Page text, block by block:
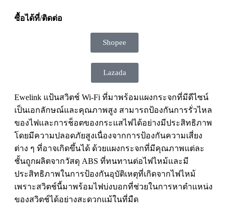
ซื้อได้ที่/ติดต่อ
Shopee
Lazada
Ewelink แป้นสวิตช์ Wi-Fi ที่มาพร้อมแผงกระจกที่มีดีไซน์
เป็นเอกลักษณ์และคุณภาพสูง สามารถป้องกันการรั่วไหล
ของไฟและการช็อตของกระแสไฟได้อย่างมีประสิทธิภาพ
โดยมีความปลอดภัยสูงเนื่องจากการป้องกันความเสี่ยง
ต่าง ๆ ที่อาจเกิดขึ้นได้ ด้วยแผงกระจกที่มีคุณภาพแต่ละ
ชั้นถูกผลิตจากวัสดุ ABS ที่ทนทานต่อไฟไหม้และมี
ประสิทธิภาพในการป้องกันอุบัติเหตุที่เกิดจากไฟไหม้
เพราะสวิตช์นี้มาพร้อมไฟบ่งบอกที่ช่วยในการหาตำแหน่ง
ของสวิตช์ได้อย่างสะดวกแม้ในที่มืด